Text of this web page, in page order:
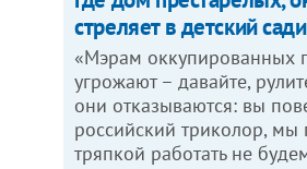
стреляет в детский
«Мэрам оккупированных
угрожают – давайте,
они отказываются: вы
российский триколор, мы
тряпкой работать не